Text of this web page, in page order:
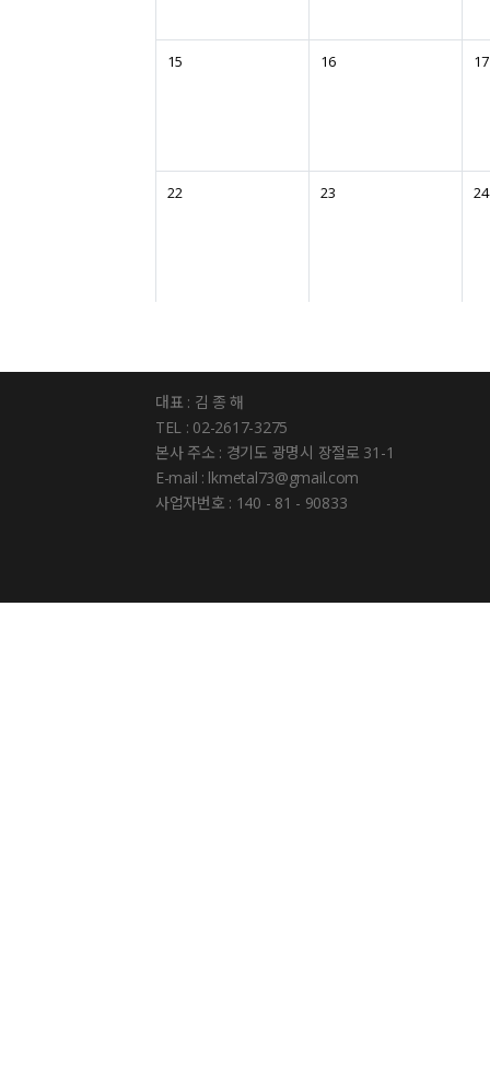
15 16 17
22 23 24
대표 : 김 종 해
TEL : 02-2617-3275
본사 주소 : 경기도 광명시 장절로 31-1
E-mail : lkmetal73@gmail.com
사업자번호 : 140 - 81 - 90833